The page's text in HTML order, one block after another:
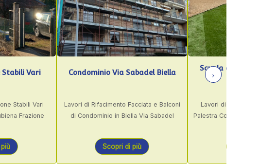
Condominio Via Sabadel Biella
Lavori di Rifacimento Facciata e Balconi
di Condominio in Biella Via Sabadel
Scuola dell’Infanzia Occhieppo
Inferiore
Lavori di Adeguamento Antincendio
Palestra Comunale, Sistemazione Cortile
presso Comune di Occhieppo Inferiore
›